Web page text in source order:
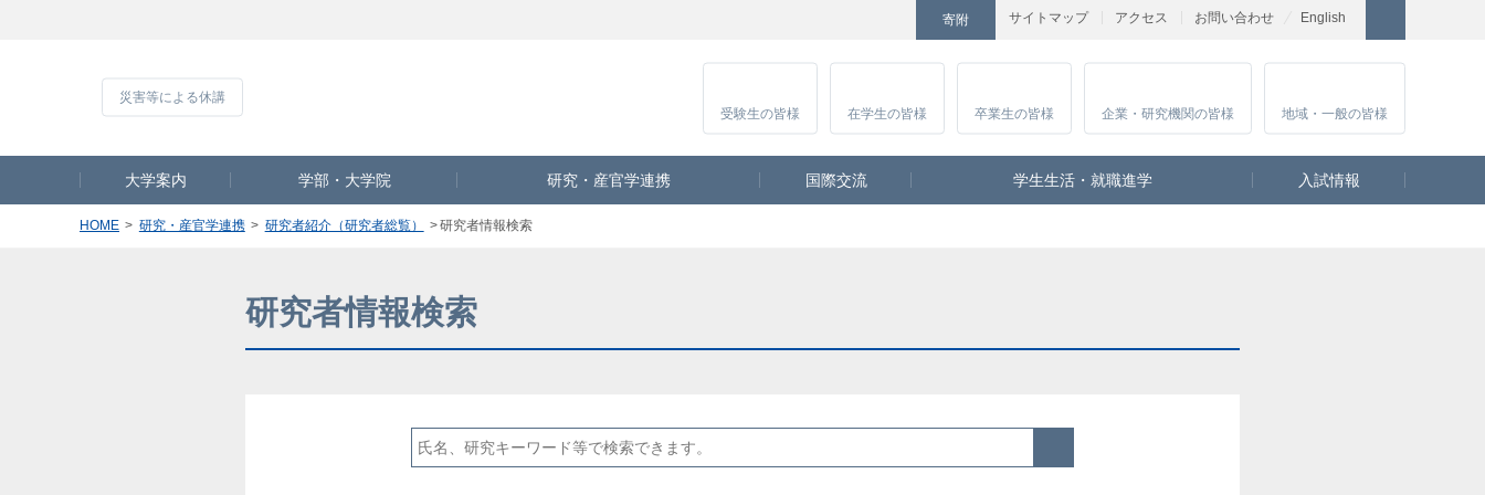
サイトマップ アクセス お問い合わせ
寄附 English
Instagram
受験生の皆様 在学生の皆様 卒業生の皆様 企業・研究機関の皆様 地域・一般の皆様
大学案内 学部・大学院 研究・産官学連携 国際交流 学生生活・就職進学 入試情報
HOME 研究・産官学連携 研究者紹介（研究者総覧） 研究者情報検索
研究者情報検索